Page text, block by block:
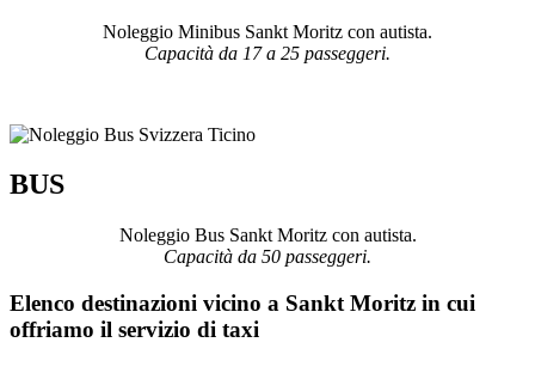
Noleggio Minibus Sankt Moritz con autista.
Capacità da 17 a 25 passeggeri.
BUS
Noleggio Bus Sankt Moritz con autista.
Capacità da 50 passeggeri.
Elenco destinazioni vicino a Sankt Moritz in cui
offriamo il servizio di taxi